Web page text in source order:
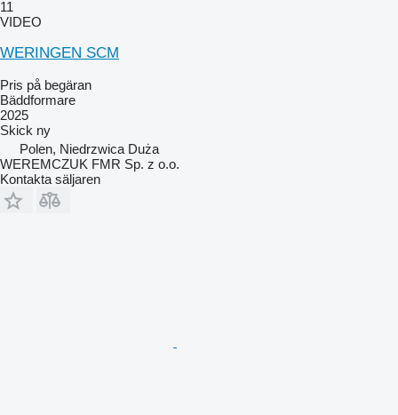
11
VIDEO
WERINGEN SCM
Pris på begäran
Bäddformare
2025
Skick ny
Polen, Niedrzwica Duża
WEREMCZUK FMR Sp. z o.o.
Kontakta säljaren